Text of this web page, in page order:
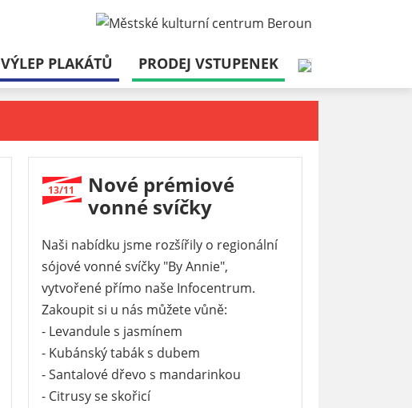
VÝLEP PLAKÁTŮ PRODEJ VSTUPENEK
13/11
Nové prémiové
vonné svíčky
Naši nabídku jsme rozšířily o regionální
sójové vonné svíčky "By Annie",
vytvořené přímo naše Infocentrum.
Zakoupit si u nás můžete vůně:
- Levandule s jasmínem
- Kubánský tabák s dubem
- Santalové dřevo s mandarinkou
- Citrusy se skořicí